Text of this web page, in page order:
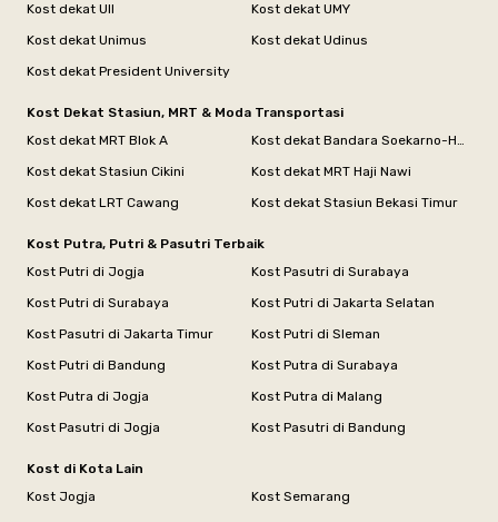
Kost dekat UII
Kost dekat UMY
Kost dekat Unimus
Kost dekat Udinus
Kost dekat President University
Kost Dekat Stasiun, MRT & Moda Transportasi
Kost dekat MRT Blok A
Kost dekat Bandara Soekarno-Hatta
Kost dekat Stasiun Cikini
Kost dekat MRT Haji Nawi
Kost dekat LRT Cawang
Kost dekat Stasiun Bekasi Timur
Kost Putra, Putri & Pasutri Terbaik
Kost Putri di Jogja
Kost Pasutri di Surabaya
Kost Putri di Surabaya
Kost Putri di Jakarta Selatan
Kost Pasutri di Jakarta Timur
Kost Putri di Sleman
Kost Putri di Bandung
Kost Putra di Surabaya
Kost Putra di Jogja
Kost Putra di Malang
Kost Pasutri di Jogja
Kost Pasutri di Bandung
Kost di Kota Lain
Kost Jogja
Kost Semarang